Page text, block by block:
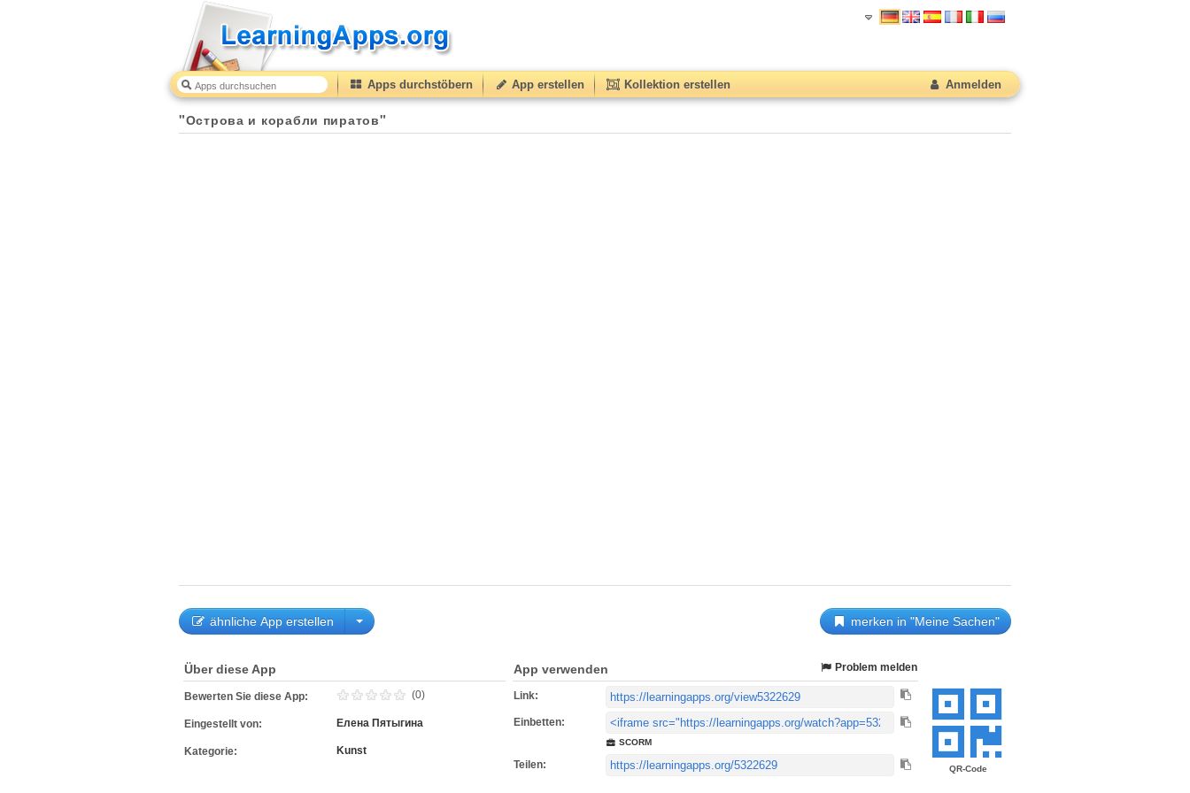
Apps durchstöbern App erstellen Kollektion erstellen Anmelden
"Острова и корабли пиратов"
ähnliche App erstellen merken in "Meine Sachen"
QR-Code
Über diese App
Bewerten Sie diese App: (0)
Eingestellt von: Елена Пятыгина
Kategorie: Kunst
App verwenden Problem melden
Link:
Einbetten:
SCORM
Teilen: